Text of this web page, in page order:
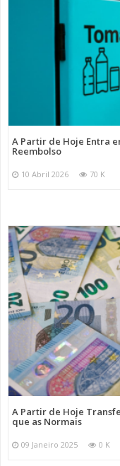
A Partir de Hoje Entra
Reembolso
10 Abril 2026 70 K
A Partir de Hoje
que as Normais
09 Janeiro 2025 0 K